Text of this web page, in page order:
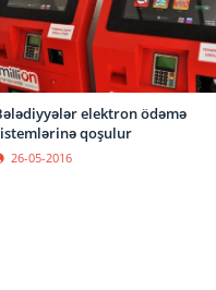
elektron ödəmə
qoşulur
26-05-2016